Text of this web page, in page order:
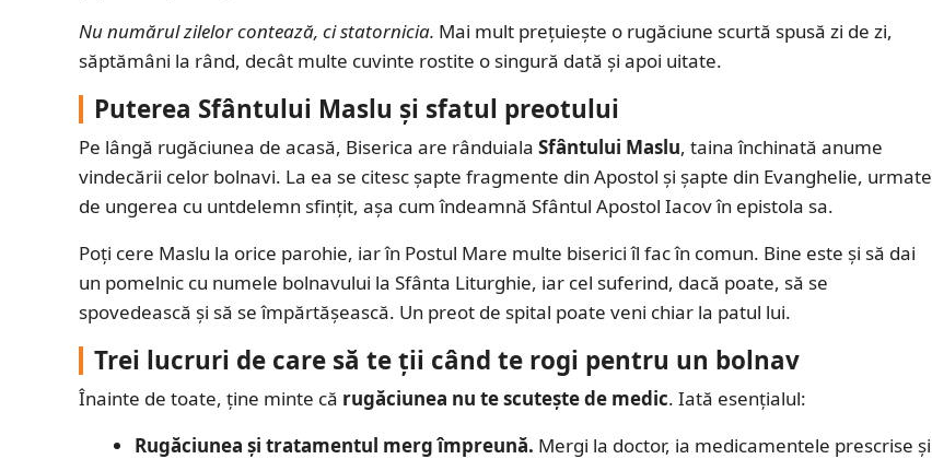
Nu numărul zilelor contează, ci statornicia. Mai mult prețuiește o rugăciune scurtă spusă zi de zi,
săptămâni la rând, decât multe cuvinte rostite o singură dată și apoi uitate.
Puterea Sfântului Maslu și sfatul preotului
Pe lângă rugăciunea de acasă, Biserica are rânduiala Sfântului Maslu, taina închinată anume
vindecării celor bolnavi. La ea se citesc șapte fragmente din Apostol și șapte din Evanghelie, urmate
de ungerea cu untdelemn sfințit, așa cum îndeamnă Sfântul Apostol Iacov în epistola sa.
Poți cere Maslu la orice parohie, iar în Postul Mare multe biserici îl fac în comun. Bine este și să dai
un pomelnic cu numele bolnavului la Sfânta Liturghie, iar cel suferind, dacă poate, să se
spovedească și să se împărtășească. Un preot de spital poate veni chiar la patul lui.
Trei lucruri de care să te ții când te rogi pentru un bolnav
Înainte de toate, ține minte că rugăciunea nu te scutește de medic. Iată esențialul:
Rugăciunea și tratamentul merg împreună. Mergi la doctor, ia medicamentele prescrise și